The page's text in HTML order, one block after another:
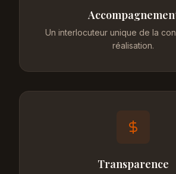
Un interlocuteur unique de la
réalisation.
Transparence